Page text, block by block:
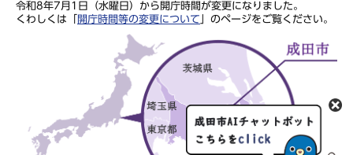
令和8年7月1日（水曜日）から開庁時間が変更になりました。
くわしくは「
開庁時間等の変更について 」のページをご覧ください。